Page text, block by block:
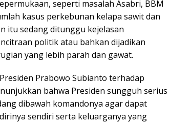
seperti masalah Asabri, BBM
kasus perkebunan kelapa sawit dan
itu sedang ditunggu kejelasan
politik atau bahkan dijadikan
yang lebih parah dan gawat.
Prabowo Subianto terhadap
bahwa Presiden sungguh serius
dibawah komandonya agar dapat
sendiri serta keluarganya yang